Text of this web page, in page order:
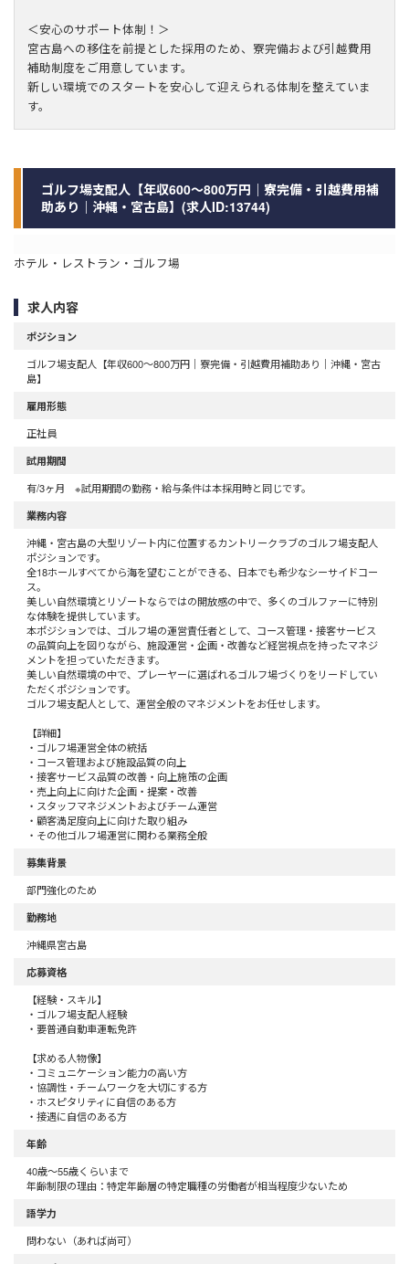
＜安心のサポート体制！＞
宮古島への移住を前提とした採用のため、寮完備および引越費用
補助制度をご用意しています。
新しい環境でのスタートを安心して迎えられる体制を整えていま
す。
ゴルフ場支配人【年収600～800万円｜寮完備・引越費用補
助あり｜沖縄・宮古島】(求人ID:13744)
ホテル・レストラン・ゴルフ場
求人内容
ポジション
ゴルフ場支配人【年収600～800万円｜寮完備・引越費用補助あり｜沖縄・宮古
島】
雇用形態
正社員
試用期間
有/3ヶ月 ※試用期間の勤務・給与条件は本採用時と同じです。
業務内容
沖縄・宮古島の大型リゾート内に位置するカントリークラブのゴルフ場支配人
ポジションです。
全18ホールすべてから海を望むことができる、日本でも希少なシーサイドコー
ス。
美しい自然環境とリゾートならではの開放感の中で、多くのゴルファーに特別
な体験を提供しています。
本ポジションでは、ゴルフ場の運営責任者として、コース管理・接客サービス
の品質向上を図りながら、施設運営・企画・改善など経営視点を持ったマネジ
メントを担っていただきます。
美しい自然環境の中で、プレーヤーに選ばれるゴルフ場づくりをリードしてい
ただくポジションです。
ゴルフ場支配人として、運営全般のマネジメントをお任せします。
【詳細】
・ゴルフ場運営全体の統括
・コース管理および施設品質の向上
・接客サービス品質の改善・向上施策の企画
・売上向上に向けた企画・提案・改善
・スタッフマネジメントおよびチーム運営
・顧客満足度向上に向けた取り組み
・その他ゴルフ場運営に関わる業務全般
募集背景
部門強化のため
勤務地
沖縄県宮古島
応募資格
【経験・スキル】
・ゴルフ場支配人経験
・要普通自動車運転免許
【求める人物像】
・コミュニケーション能力の高い方
・協調性・チームワークを大切にする方
・ホスピタリティに自信のある方
・接遇に自信のある方
年齢
40歳〜55歳くらいまで
年齢制限の理由：特定年齢層の特定職種の労働者が相当程度少ないため
語学力
問わない（あれば尚可）